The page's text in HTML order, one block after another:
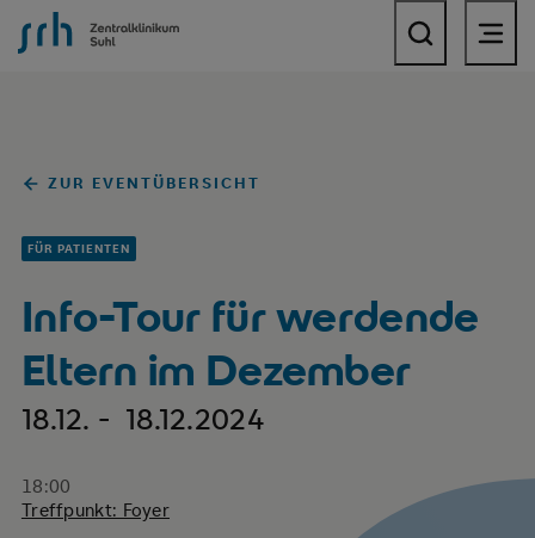
SRH Zentralklinikum Suhl
ZUR EVENTÜBERSICHT
FÜR PATIENTEN
Info-Tour für werdende
Eltern im Dezember
18.12. - 18.12.2024
18:00
Treffpunkt: Foyer